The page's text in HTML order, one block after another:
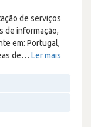
de serviços
de informação,
em: Portugal,
de… Ler mais